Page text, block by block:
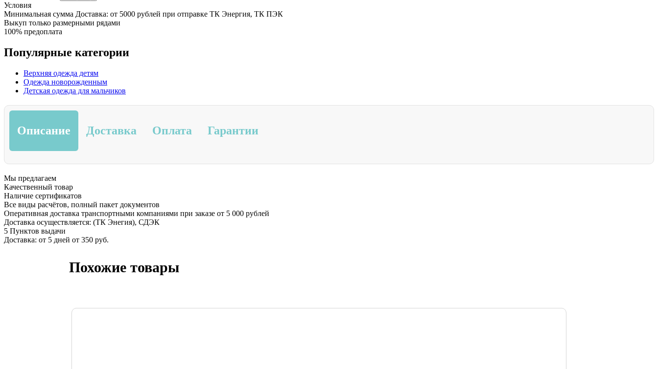
Условия
Минимальная сумма Доставка: от 5000 рублей при отправке ТК Энергия, ТК ПЭК
Выкуп только размерными рядами
100% предоплата
Популярные категории
Верхняя одежда детям
Одежда новорожденным
Детская одежда для мальчиков
Описание Доставка Оплата Гарантии
Мы предлагаем
Качественный товар
Наличие сертификатов
Все виды расчётов, полный пакет документов
Оперативная доставка транспортными компаниями при заказе от 5 000 рублей
Доставка осуществляется: (ТК Энегия), СДЭК
5 Пунктов выдачи
Доставка: от 5 дней от 350 руб.
Похожие товары